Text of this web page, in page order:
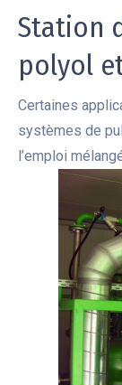
Station
polyol
Certaines
systèmes de
l’emploi